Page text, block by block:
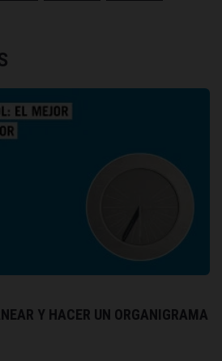
Y HACER UN ORGANIGRAMA